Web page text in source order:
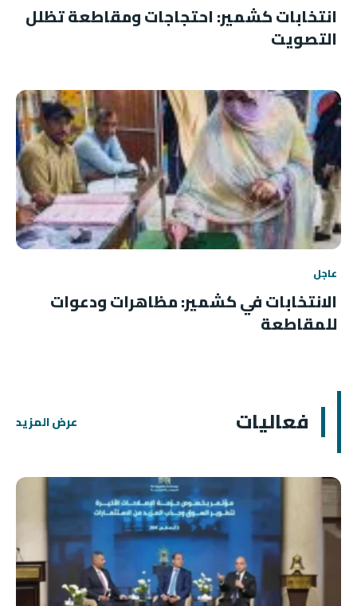
انتخابات كشمير: احتجاجات ومقاطعة تظلل
التصويت
عاجل
الانتخابات في كشمير: مظاهرات ودعوات
للمقاطعة
فعاليات عرض المزيد